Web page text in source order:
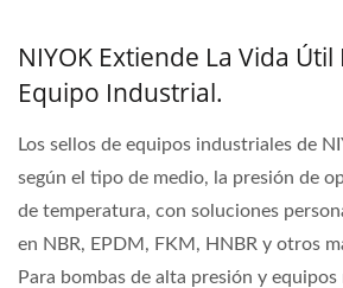
NIYOK Extiende La Vida Útil
Equipo Industrial.
Los sellos de equipos industriales de
según el tipo de medio, la presión de
de temperatura, con soluciones
en NBR, EPDM, FKM, HNBR y otros
Para bombas de alta presión y